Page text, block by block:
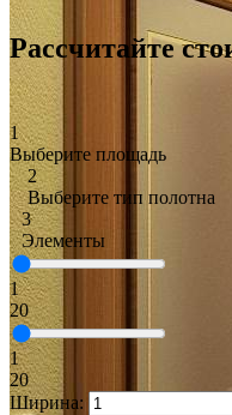
Рассчитайте
1
Выберите площадь
2
Выберите тип полотна
3
Элементы
1
20
1
20
Ширина: